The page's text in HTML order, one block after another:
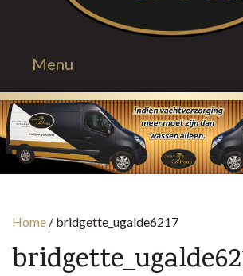
Menu
Home / bridgette_ugalde6217